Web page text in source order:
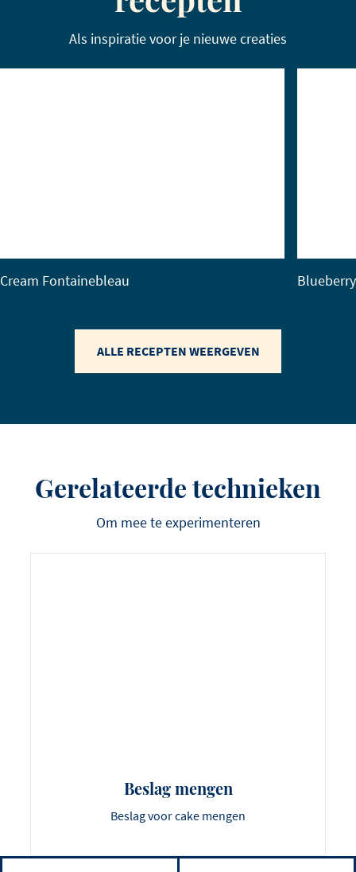
Als inspiratie voor je nieuwe creaties
Cream Fontainebleau
ALLE RECEPTEN WEERGEVEN
Gerelateerde technieken
Om mee te experimenteren
Beslag mengen
Beslag voor cake mengen